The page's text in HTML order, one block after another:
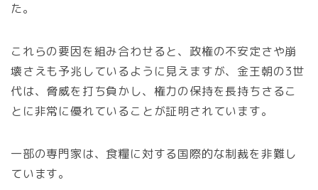
た。
これらの要因を組み合わせると、政権の不安定さや崩
壊さえも予兆しているように見えますが、金王朝の3世
代は、脅威を打ち負かし、権力の保持を長持ちさるこ
とに非常に優れていることが証明されています。
一部の専門家は、食糧に対する国際的な制裁を非難し
ています。